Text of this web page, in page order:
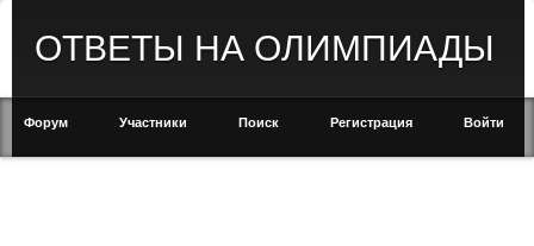
ОТВЕТЫ НА ОЛИМПИАДЫ
Форум Участники Поиск Регистрация Войти